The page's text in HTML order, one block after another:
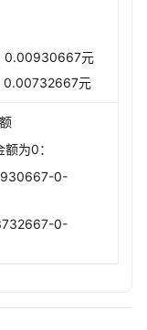
0.00930667元
0.00732667元
为0：
0-
0-